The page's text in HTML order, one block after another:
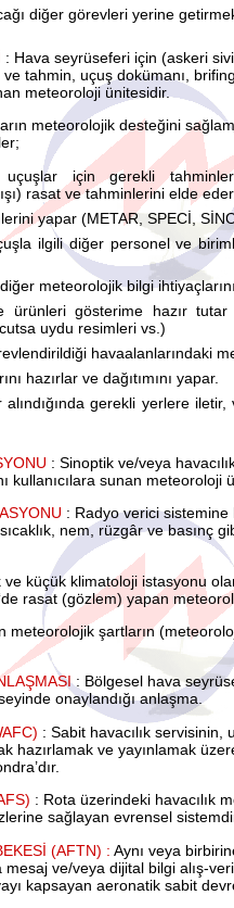
diğer görevleri yerine
: Hava seyrüseferi için (askeri
ve tahmin, uçuş dokümanı,
meteoroloji ünitesidir.
meteorolojik desteğini
uçuşlar için gerekli
rasat ve tahminlerini elde eder.
yapar (METAR, SPECİ,
ilgili diğer personel ve
meteorolojik bilgi
ürünleri gösterime hazır
uydu resimleri vs.)
havaalanlarındaki
hazırlar ve dağıtımını yapar.
gerekli yerlere
: Sinoptik ve/veya
kullanıcılara sunan meteoroloji
: Radyo verici
nem, rüzgâr ve basınç
ve küçük klimatoloji istasyonu
rasat (gözlem) yapan
meteorolojik şartların
: Bölgesel hava
onaylandığı anlaşma.
: Sabit havacılık
hazırlamak ve yayınlamak
: Rota üzerindeki havacılık
sağlayan evrensel
(AFTN) : Aynı veya
ve/veya dijital bilgi alış-
kapsayan aeronatik sabit